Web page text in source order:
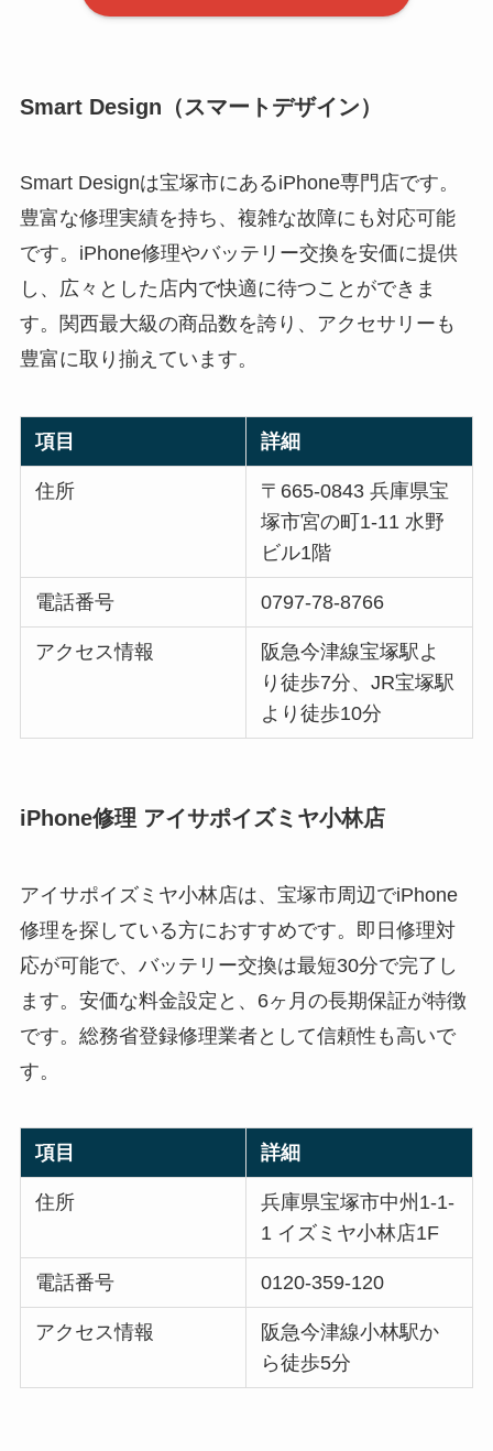
Smart Design（スマートデザイン）
Smart Designは宝塚市にあるiPhone専門店です。
豊富な修理実績を持ち、複雑な故障にも対応可能
です。iPhone修理やバッテリー交換を安価に提供
し、広々とした店内で快適に待つことができま
す。関西最大級の商品数を誇り、アクセサリーも
豊富に取り揃えています。
項目 詳細
住所
〒665-0843 兵庫県宝
塚市宮の町1-11 水野
ビル1階
電話番号 0797-78-8766
アクセス情報
阪急今津線宝塚駅よ
り徒歩7分、JR宝塚駅
より徒歩10分
iPhone修理 アイサポイズミヤ小林店
アイサポイズミヤ小林店は、宝塚市周辺でiPhone
修理を探している方におすすめです。即日修理対
応が可能で、バッテリー交換は最短30分で完了し
ます。安価な料金設定と、6ヶ月の長期保証が特徴
です。総務省登録修理業者として信頼性も高いで
す。
項目 詳細
住所
兵庫県宝塚市中州1-1-
1 イズミヤ小林店1F
電話番号 0120-359-120
アクセス情報
阪急今津線小林駅か
ら徒歩5分